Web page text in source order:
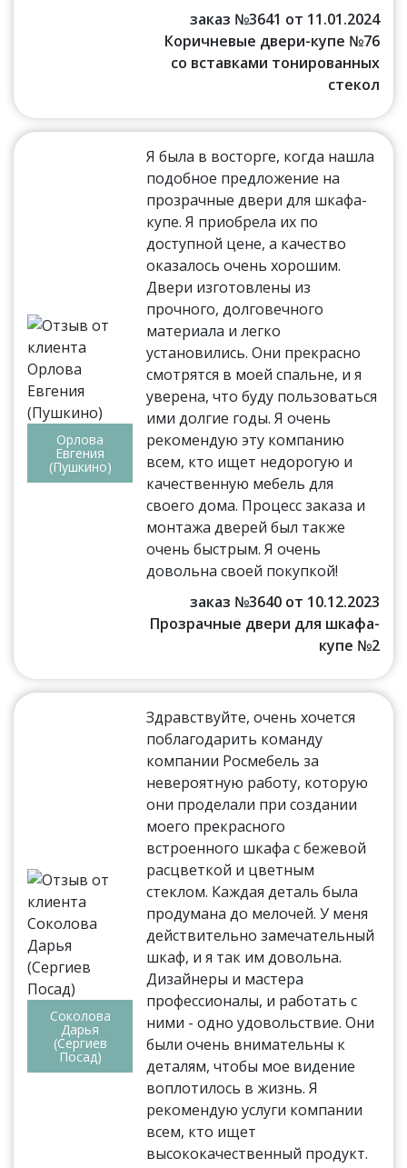
заказ №3641 от 11.01.2024
Коричневые двери-купе №76
со вставками тонированных
стекол
Орлова
Евгения
(Пушкино)
Я была в восторге, когда нашла
подобное предложение на
прозрачные двери для шкафа-
купе. Я приобрела их по
доступной цене, а качество
оказалось очень хорошим.
Двери изготовлены из
прочного, долговечного
материала и легко
установились. Они прекрасно
смотрятся в моей спальне, и я
уверена, что буду пользоваться
ими долгие годы. Я очень
рекомендую эту компанию
всем, кто ищет недорогую и
качественную мебель для
своего дома. Процесс заказа и
монтажа дверей был также
очень быстрым. Я очень
довольна своей покупкой!
заказ №3640 от 10.12.2023
Прозрачные двери для шкафа-
купе №2
Соколова
Дарья
(Сергиев
Посад)
Здравствуйте, очень хочется
поблагодарить команду
компании Росмебель за
невероятную работу, которую
они проделали при создании
моего прекрасного
встроенного шкафа с бежевой
расцветкой и цветным
стеклом. Каждая деталь была
продумана до мелочей. У меня
действительно замечательный
шкаф, и я так им довольна.
Дизайнеры и мастера
профессионалы, и работать с
ними - одно удовольствие. Они
были очень внимательны к
деталям, чтобы мое видение
воплотилось в жизнь. Я
рекомендую услуги компании
всем, кто ищет
высококачественный продукт.